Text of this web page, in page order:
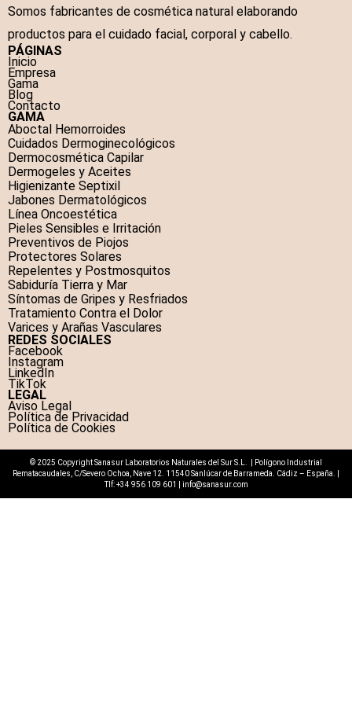
Somos fabricantes de cosmética natural elaborando
productos para el cuidado facial, corporal y cabello.
PÁGINAS
Inicio
Empresa
Gama
Blog
Contacto
GAMA
Aboctal Hemorroides
Cuidados Dermoginecológicos
Dermocosmética Capilar
Dermogeles y Aceites
Higienizante Septixil
Jabones Dermatológicos
Línea Oncoestética
Pieles Sensibles e Irritación
Preventivos de Piojos
Protectores Solares
Repelentes y Postmosquitos
Sabiduría Tierra y Mar
Síntomas de Gripes y Resfriados
Tratamiento Contra el Dolor
Varices y Arañas Vasculares
REDES SOCIALES
Facebook
Instagram
LinkedIn
TikTok
LEGAL
Aviso Legal
Política de Privacidad
Política de Cookies
© 2025 Copyright Sanasur Laboratorios Naturales del Sur S.L. | Polígono Industrial
Rematacaudales, C/Severo Ochoa, Nave 12. 11540 Sanlúcar de Barrameda. Cádiz – España. |
Tlf:+34 956 109 601 info@sanasur.com